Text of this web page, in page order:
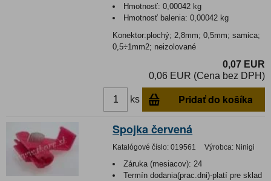
Hmotnosť:0,00042 kg
Hmotnosť balenia:0,00042 kg
Konektor:plochý; 2,8mm; 0,5mm; samica;
0,5÷1mm2; neizolované
0,07 EUR
0,06 EUR (Cena bez DPH)
ks Pridať do košíka
Spojka červená
Katalógové číslo: 019561 Výrobca: Ninigi
Záruka (mesiacov): 24
Termín dodania(prac.dni)-platí pre sklad